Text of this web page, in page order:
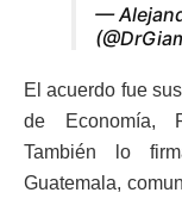
—
El acuerdo fue
de Economía,
También lo
Guatemala,